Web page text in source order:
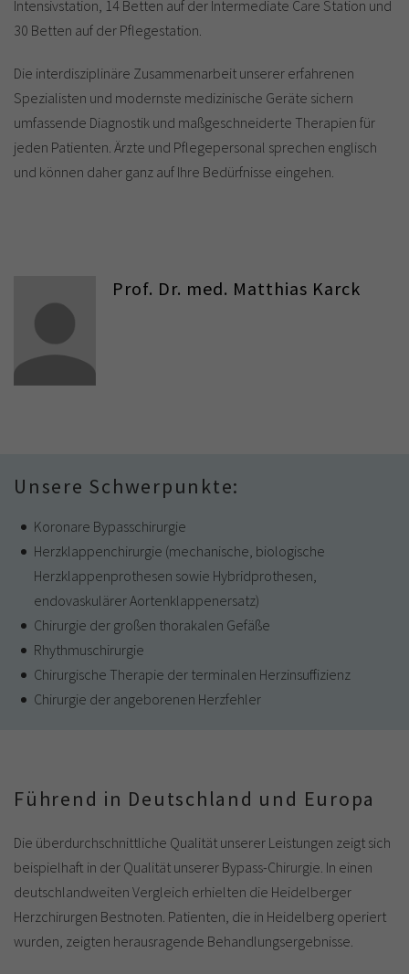
Intensivstation, 14 Betten auf der Intermediate Care Station und
30 Betten auf der Pflegestation.
Die interdisziplinäre Zusammenarbeit unserer erfahrenen
Spezialisten und modernste medizinische Geräte sichern
umfassende Diagnostik und maßgeschneiderte Therapien für
jeden Patienten. Ärzte und Pflegepersonal sprechen englisch
und können daher ganz auf Ihre Bedürfnisse eingehen.
Prof. Dr. med. Matthias Karck
Unsere Schwerpunkte:
Koronare Bypasschirurgie
Herzklappenchirurgie (mechanische, biologische
Herzklappenprothesen sowie Hybridprothesen,
endovaskulärer Aortenklappenersatz)
Chirurgie der großen thorakalen Gefäße
Rhythmuschirurgie
Chirurgische Therapie der terminalen Herzinsuffizienz
Chirurgie der angeborenen Herzfehler
Führend in Deutschland und Europa
Die überdurchschnittliche Qualität unserer Leistungen zeigt sich
beispielhaft in der Qualität unserer Bypass-Chirurgie. In einen
deutschlandweiten Vergleich erhielten die Heidelberger
Herzchirurgen Bestnoten. Patienten, die in Heidelberg operiert
wurden, zeigten herausragende Behandlungsergebnisse.